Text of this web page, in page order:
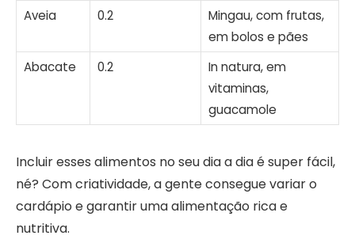
Aveia
0.2
Mingau, com frutas,
em bolos e pães
Abacate
0.2
In natura, em
vitaminas,
guacamole
Incluir esses alimentos no seu dia a dia é super fácil,
né? Com criatividade, a gente consegue variar o
cardápio e garantir uma alimentação rica e
nutritiva.